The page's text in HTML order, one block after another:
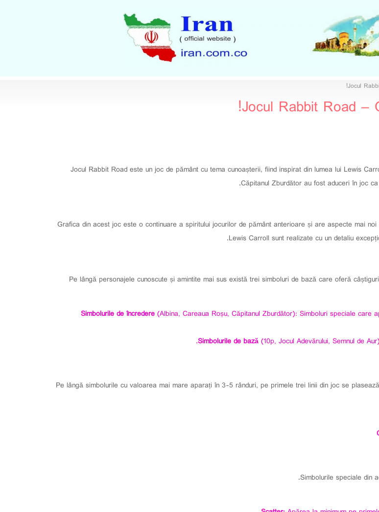
Jocul
Jocul Rabbit Road –
Jocul Rabbit Road este un joc de pământ cu tema cunoașterii, fiind inspirat din lumea lui Lewis
Căpitanul Zburdător au fost aduceri în joc
Grafica din acest joc este o continuare a spiritului jocurilor de pământ anterioare și are aspecte mai
Lewis Carroll sunt realizate cu un detaliu
Pe lângă personajele cunoscute și amintite mai sus există trei simboluri de bază care oferă
Simbolurile de încredere(Albina, Careaua Roșu, Căpitanul Zburdător): Simboluri speciale
Simbolurile de bază(10p, Jocul Adevărului, Semnul de
Pe lângă simbolurile cu valoarea mai mare aparați în 3-5 rânduri, pe primele trei linii din joc se
Simbolurile speciale din